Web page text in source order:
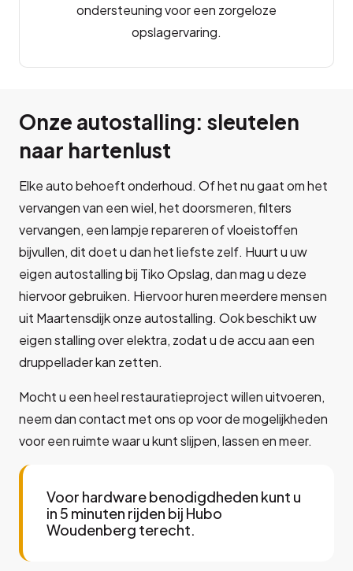
ondersteuning voor een zorgeloze
opslagervaring.
Onze autostalling: sleutelen
naar hartenlust
Elke auto behoeft onderhoud. Of het nu gaat om het
vervangen van een wiel, het doorsmeren, filters
vervangen, een lampje repareren of vloeistoffen
bijvullen, dit doet u dan het liefste zelf. Huurt u uw
eigen autostalling bij Tiko Opslag, dan mag u deze
hiervoor gebruiken. Hiervoor huren meerdere mensen
uit Maartensdijk onze autostalling. Ook beschikt uw
eigen stalling over elektra, zodat u de accu aan een
druppellader kan zetten.
Mocht u een heel restauratieproject willen uitvoeren,
neem dan contact met ons op voor de mogelijkheden
voor een ruimte waar u kunt slijpen, lassen en meer.
Voor hardware benodigdheden kunt u
in 5 minuten rijden bij Hubo
Woudenberg terecht.